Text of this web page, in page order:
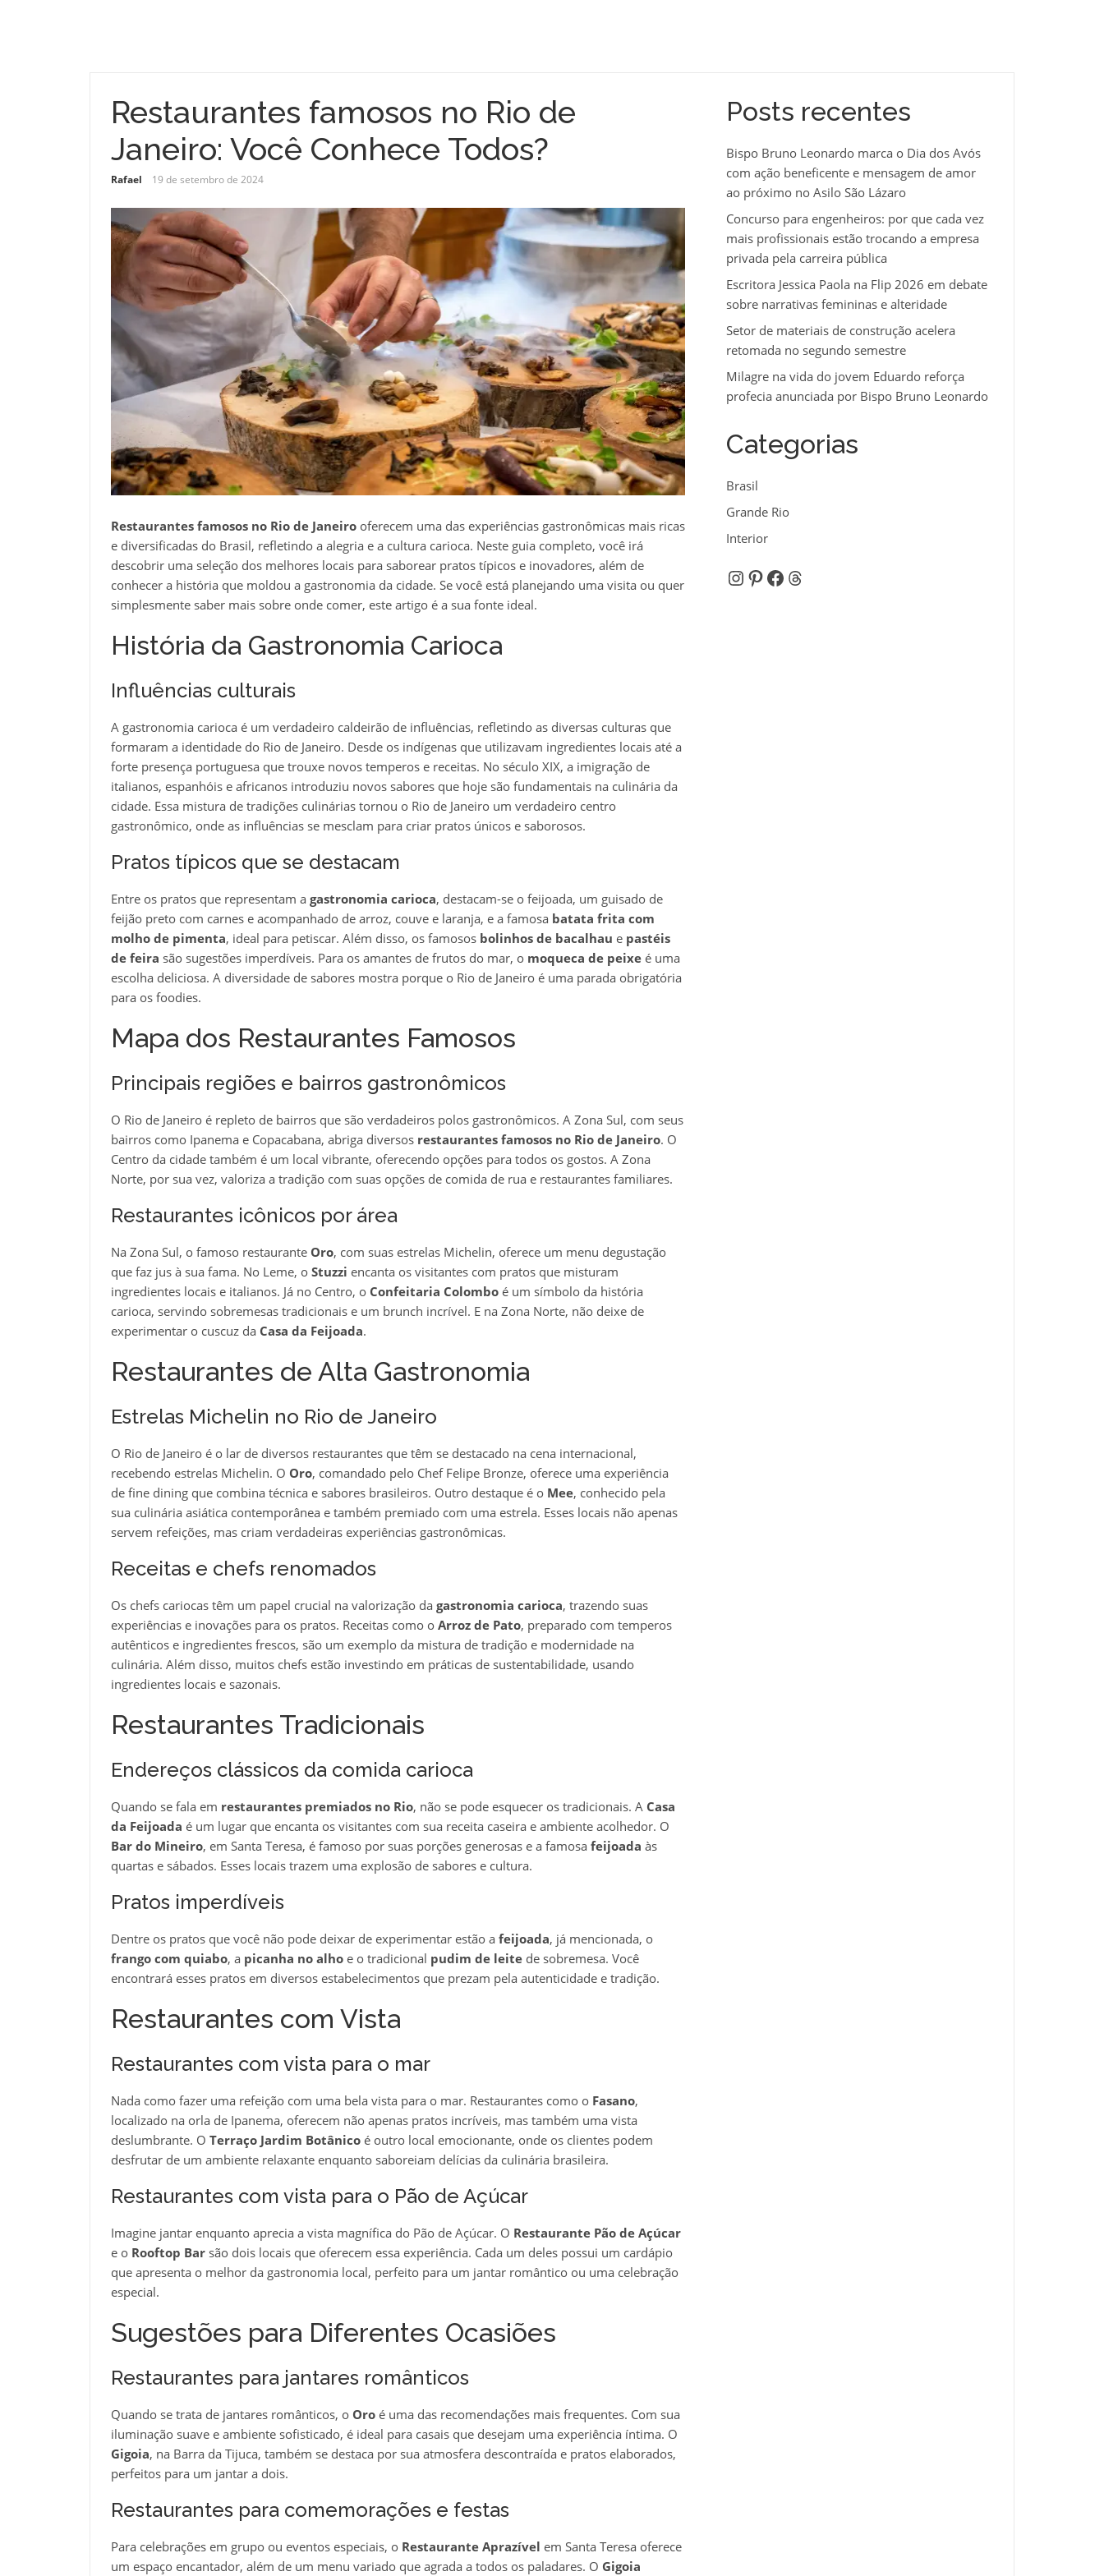
Restaurantes famosos no Rio de
Janeiro: Você Conhece Todos?
Rafael 19 de setembro de 2024
Restaurantes famosos no Rio de Janeirooferecem uma das experiências gastronômicas mais ricas
e diversificadas do Brasil, refletindo a alegria e a cultura carioca. Neste guia completo, você irá
descobrir uma seleção dos melhores locais para saborear pratos típicos e inovadores, além de
conhecer a história que moldou a gastronomia da cidade. Se você está planejando uma visita ou quer
simplesmente saber mais sobre onde comer, este artigo é a sua fonte ideal.
História da Gastronomia Carioca
Influências culturais
A gastronomia carioca é um verdadeiro caldeirão de influências, refletindo as diversas culturas que
formaram a identidade do Rio de Janeiro. Desde os indígenas que utilizavam ingredientes locais até a
forte presença portuguesa que trouxe novos temperos e receitas. No século XIX, a imigração de
italianos, espanhóis e africanos introduziu novos sabores que hoje são fundamentais na culinária da
cidade. Essa mistura de tradições culinárias tornou o Rio de Janeiro um verdadeiro centro
gastronômico, onde as influências se mesclam para criar pratos únicos e saborosos.
Pratos típicos que se destacam
Entre os pratos que representam a gastronomia carioca, destacam-se o feijoada, um guisado de
feijão preto com carnes e acompanhado de arroz, couve e laranja, e a famosa batata frita com
molho de pimenta, ideal para petiscar. Além disso, os famosos bolinhos de bacalhau e pastéis
de feira são sugestões imperdíveis. Para os amantes de frutos do mar, o moqueca de peixeé uma
escolha deliciosa. A diversidade de sabores mostra porque o Rio de Janeiro é uma parada obrigatória
para os foodies.
Mapa dos Restaurantes Famosos
Principais regiões e bairros gastronômicos
O Rio de Janeiro é repleto de bairros que são verdadeiros polos gastronômicos. A Zona Sul, com seus
bairros como Ipanema e Copacabana, abriga diversos restaurantes famosos no Rio de Janeiro. O
Centro da cidade também é um local vibrante, oferecendo opções para todos os gostos. A Zona
Norte, por sua vez, valoriza a tradição com suas opções de comida de rua e restaurantes familiares.
Restaurantes icônicos por área
Na Zona Sul, o famoso restaurante Oro, com suas estrelas Michelin, oferece um menu degustação
que faz jus à sua fama. No Leme, o Stuzzi encanta os visitantes com pratos que misturam
ingredientes locais e italianos. Já no Centro, o Confeitaria Colomboé um símbolo da história
carioca, servindo sobremesas tradicionais e um brunch incrível. E na Zona Norte, não deixe de
experimentar o cuscuz da Casa da Feijoada.
Restaurantes de Alta Gastronomia
Estrelas Michelin no Rio de Janeiro
O Rio de Janeiro é o lar de diversos restaurantes que têm se destacado na cena internacional,
recebendo estrelas Michelin. O Oro, comandado pelo Chef Felipe Bronze, oferece uma experiência
de fine dining que combina técnica e sabores brasileiros. Outro destaque é o Mee, conhecido pela
sua culinária asiática contemporânea e também premiado com uma estrela. Esses locais não apenas
servem refeições, mas criam verdadeiras experiências gastronômicas.
Receitas e chefs renomados
Os chefs cariocas têm um papel crucial na valorização da gastronomia carioca, trazendo suas
experiências e inovações para os pratos. Receitas como o Arroz de Pato, preparado com temperos
autênticos e ingredientes frescos, são um exemplo da mistura de tradição e modernidade na
culinária. Além disso, muitos chefs estão investindo em práticas de sustentabilidade, usando
ingredientes locais e sazonais.
Restaurantes Tradicionais
Endereços clássicos da comida carioca
Quando se fala em restaurantes premiados no Rio, não se pode esquecer os tradicionais. A Casa
da Feijoada é um lugar que encanta os visitantes com sua receita caseira e ambiente acolhedor. O
Bar do Mineiro, em Santa Teresa, é famoso por suas porções generosas e a famosa feijoada às
quartas e sábados. Esses locais trazem uma explosão de sabores e cultura.
Pratos imperdíveis
Dentre os pratos que você não pode deixar de experimentar estão a feijoada, já mencionada, o
frango com quiabo, a picanha no alhoe o tradicional pudim de leitede sobremesa. Você
encontrará esses pratos em diversos estabelecimentos que prezam pela autenticidade e tradição.
Restaurantes com Vista
Restaurantes com vista para o mar
Nada como fazer uma refeição com uma bela vista para o mar. Restaurantes como o Fasano,
localizado na orla de Ipanema, oferecem não apenas pratos incríveis, mas também uma vista
deslumbrante. O Terraço Jardim Botânicoé outro local emocionante, onde os clientes podem
desfrutar de um ambiente relaxante enquanto saboreiam delícias da culinária brasileira.
Restaurantes com vista para o Pão de Açúcar
Imagine jantar enquanto aprecia a vista magnífica do Pão de Açúcar. O Restaurante Pão de Açúcar
e o Rooftop Barsão dois locais que oferecem essa experiência. Cada um deles possui um cardápio
que apresenta o melhor da gastronomia local, perfeito para um jantar romântico ou uma celebração
especial.
Sugestões para Diferentes Ocasiões
Restaurantes para jantares românticos
Quando se trata de jantares românticos, o Oroé uma das recomendações mais frequentes. Com sua
iluminação suave e ambiente sofisticado, é ideal para casais que desejam uma experiência íntima. O
Gigoia, na Barra da Tijuca, também se destaca por sua atmosfera descontraída e pratos elaborados,
perfeitos para um jantar a dois.
Restaurantes para comemorações e festas
Para celebrações em grupo ou eventos especiais, o Restaurante Aprazível em Santa Teresa oferece
um espaço encantador, além de um menu variado que agrada a todos os paladares. O Gigoia
Posts recentes
Bispo Bruno Leonardo marca o Dia dos Avós
com ação beneficente e mensagem de amor
ao próximo no Asilo São Lázaro
Concurso para engenheiros: por que cada vez
mais profissionais estão trocando a empresa
privada pela carreira pública
Escritora Jessica Paola na Flip 2026 em debate
sobre narrativas femininas e alteridade
Setor de materiais de construção acelera
retomada no segundo semestre
Milagre na vida do jovem Eduardo reforça
profecia anunciada por Bispo Bruno Leonardo
Categorias
Brasil
Grande Rio
Interior
Instagram
Pinterest
Facebook
Threads